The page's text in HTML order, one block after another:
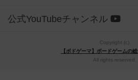
公式YouTubeチャンネル
Copyright (c)
【ボドゲーマ】ボードゲームの
All rights reserved.